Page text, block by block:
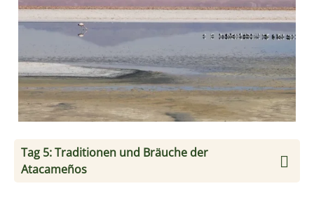
Tag 5: Traditionen und Bräuche der
Atacameños